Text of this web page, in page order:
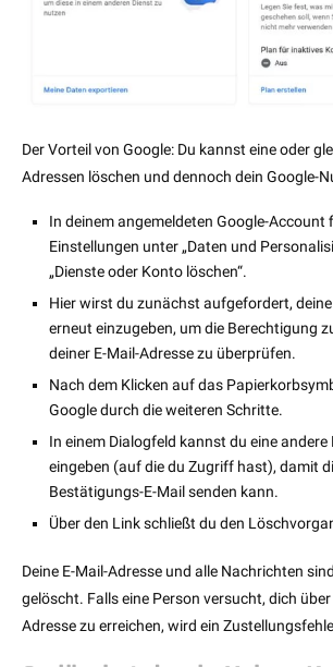
Der Vorteil von Google: Du kannst eine oder
Adressen löschen und dennoch dein Google-
In deinem angemeldeten Google-Account
Einstellungen unter „Daten und
„Dienste oder Konto löschen“.
Hier wirst du zunächst aufgefordert,
erneut einzugeben, um die Berechtigung
deiner E-Mail-Adresse zu überprüfen.
Nach dem Klicken auf das
Google durch die weiteren Schritte.
In einem Dialogfeld kannst du eine andere
eingeben (auf die du Zugriff hast), damit
Bestätigungs-E-Mail senden kann.
Über den Link schließt du den
Deine E-Mail-Adresse und alle Nachrichten
gelöscht. Falls eine Person versucht, dich
Adresse zu erreichen, wird ein